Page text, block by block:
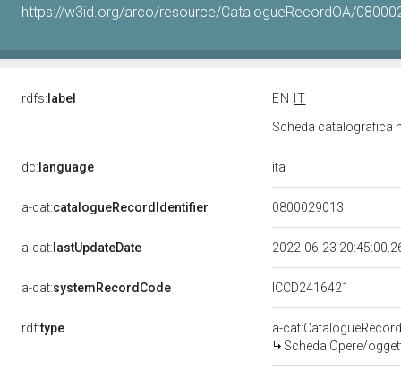
https://w3id.org/arco/resource/CatalogueRecordOA/
rdfs: label EN
IT
Scheda catalografica
dc: language ita
a-cat:catalogueRecordIdentifier 0800029013
a-cat: lastUpdateDate 2022-06-23
a-cat:systemRecordCode ICCD2416421
rdf:type
a-
Scheda Opere/